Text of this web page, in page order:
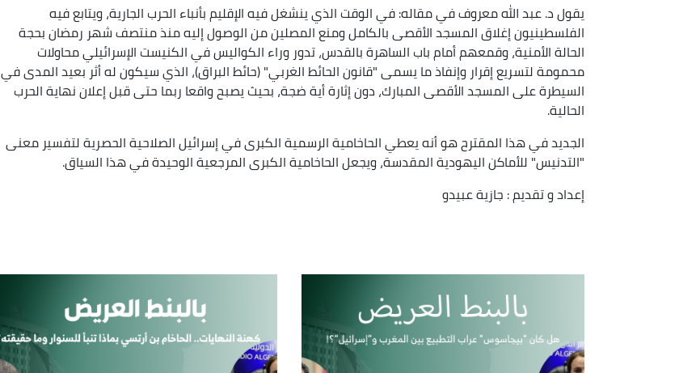
يقول د. عبد الله معروف في مقاله: في الوقت الذي ينشغل فيه الإقليم بأنباء الحرب الجارية، ويتابع فيه
الفلسطينيون إغلاق المسجد الأقصى بالكامل ومنع المصلين من الوصول إليه منذ منتصف شهر رمضان بحجة
الحالة الأمنية، وقمعهم أمام باب الساهرة بالقدس، تدور وراء الكواليس في الكنيست الإسرائيلي محاولات
محمومة لتسريع إقرار وإنفاذ ما يسمى "قانون الحائط الغربي" (حائط البراق)، الذي سيكون له أثر بعيد المدى في
السيطرة على المسجد الأقصى المبارك، دون إثارة أية ضجة، بحيث يصبح واقعا ربما حتى قبل إعلان نهاية الحرب
الحالية.
الجديد في هذا المقترح هو أنه يعطي الحاخامية الرسمية الكبرى في إسرائيل الصلاحية الحصرية لتفسير معنى
"التدنيس" للأماكن اليهودية المقدسة، ويجعل الحاخامية الكبرى المرجعية الوحيدة في هذا السياق.
إعداد و تقديم : جازية عبيدو